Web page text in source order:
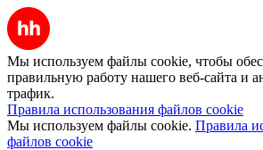
Мы используем файлы cookie, чтобы
правильную работу нашего веб-сайта и
трафик.
Правила использования файлов cookie
Мы используем файлы cookie. Правила
файлов cookie